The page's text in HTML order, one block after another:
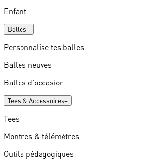
Enfant
Balles+
Personnalise tes balles
Balles neuves
Balles d'occasion
Tees & Accessoires+
Tees
Montres & télémètres
Outils pédagogiques